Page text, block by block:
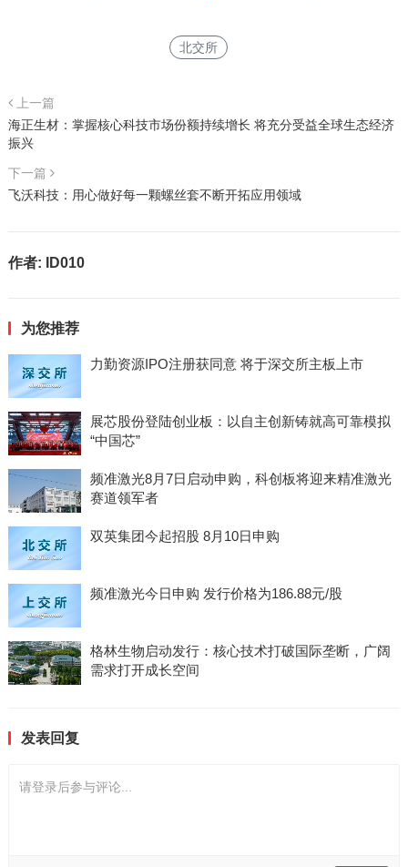
北交所
上一篇
海正生材：掌握核心科技市场份额持续增长 将充分受益全球生态经济
振兴
下一篇
飞沃科技：用心做好每一颗螺丝套不断开拓应用领域
作者: ID010
为您推荐
力勤资源IPO注册获同意 将于深交所主板上市
展芯股份登陆创业板：以自主创新铸就高可靠模拟
“中国芯”
频准激光8月7日启动申购，科创板将迎来精准激光
赛道领军者
双英集团今起招股 8月10日申购
频准激光今日申购 发行价格为186.88元/股
格林生物启动发行：核心技术打破国际垄断，广阔
需求打开成长空间
发表回复
请登录后参与评论...